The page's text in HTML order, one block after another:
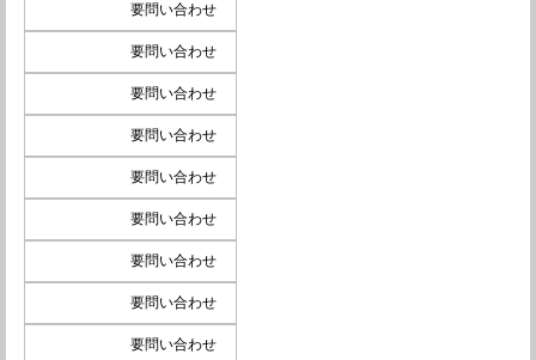
要問い合わせ
要問い合わせ
要問い合わせ
要問い合わせ
要問い合わせ
要問い合わせ
要問い合わせ
要問い合わせ
要問い合わせ